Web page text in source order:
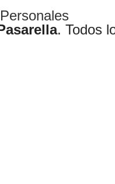
. Todos